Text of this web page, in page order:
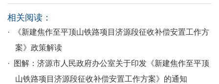
相关阅读：
· 《新建焦作至平顶山铁路项目济源段征收补偿安置工作方
案》政策解读
· 图解：济源市人民政府办公室关于印发《新建焦作至平顶
山铁路项目济源段征收补偿安置工作方案》的通知